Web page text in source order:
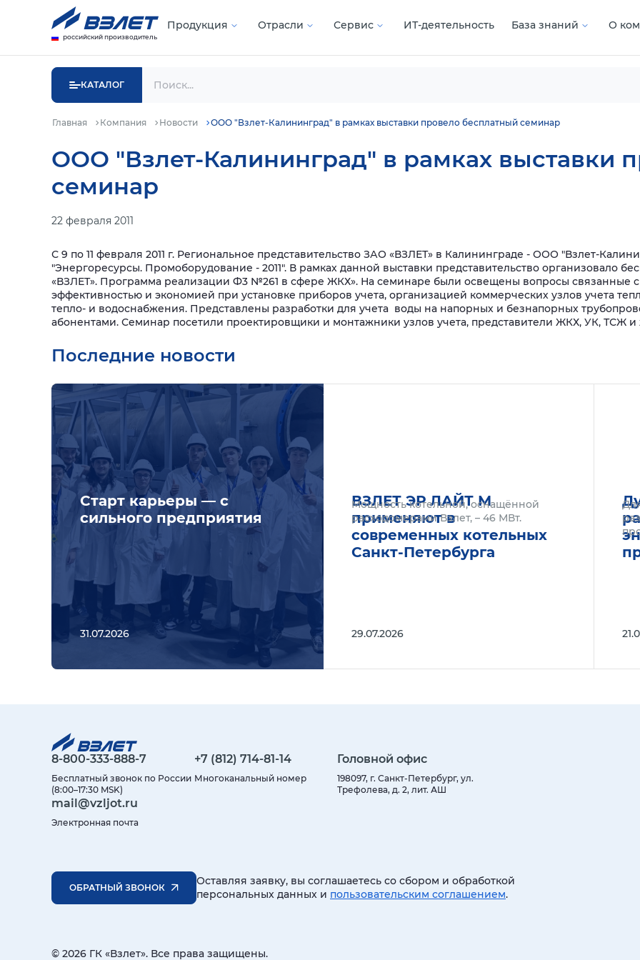
российский производитель
Продукция Отрасли Сервис ИТ-деятельность База знаний О
КАТАЛОГ
Главная Компания Новости ООО "Взлет-Калининград" в рамках выставки провело бесплатный семинар
ООО "Взлет-Калининград" в рамках выставки
семинар
22 февраля 2011
С 9 по 11 февраля 2011 г. Региональное представительство ЗАО «ВЗЛЕТ» в Калининграде - ООО "Взлет-
"Энергоресурсы. Промоборудование - 2011". В рамках данной выставки представительство организовало
«ВЗЛЕТ». Программа реализации Ф3 №261 в сфере ЖКХ». На семинаре были освещены вопросы связанные
эффективностью и экономией при установке приборов учета, организацией коммерческих узлов учета
тепло- и водоснабжения. Представлены разработки для учета воды на напорных и безнапорных
абонентами. Семинар посетили проектировщики и монтажники узлов учета, представители ЖКХ, УК, ТСЖ
Последние новости
Старт карьеры — с
сильного предприятия
31.07.2026
Подробнее
ВЗЛЕТ ЭР ЛАЙТ М
применяют в
современных котельных
Санкт-Петербурга
Мощность котельной, оснащённой
расходомерами Взлет, – 46 МВт.
29.07.2026
8-800-333-888-7
Бесплатный звонок по России
(8:00–17:30 MSK)
+7 (812) 714-81-14
Многоканальный номер
Головной офис
198097, г. Санкт-Петербург, ул.
Трефолева, д. 2, лит. АШ
mail@vzljot.ru
Электронная почта
ОБРАТНЫЙ ЗВОНОК
Оставляя заявку, вы соглашаетесь со сбором и обработкой
персональных данных и пользовательским соглашением.
© 2026 ГК «Взлет». Все права защищены.